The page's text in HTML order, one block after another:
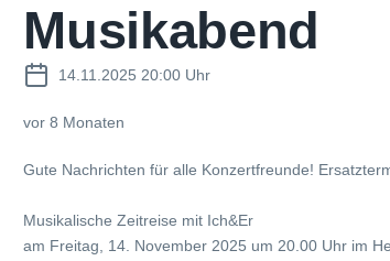
Musikabend
14.11.2025 20:00 Uhr
vor 8 Monaten
Gute Nachrichten für alle Konzertfreunde!
Musikalische Zeitreise mit Ich&Er
am Freitag, 14. November 2025 um 20.00 Uhr im